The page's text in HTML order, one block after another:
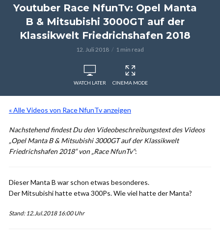
Youtuber Race NfunTv: Opel Manta
B & Mitsubishi 3000GT auf der
Klassikwelt Friedrichshafen 2018
12. Juli 2018 1 min read
WATCH LATER CINEMA MODE
« Alle Videos von Race NfunTv anzeigen
Nachstehend findest Du den Videobeschreibungstext des Videos
„Opel Manta B & Mitsubishi 3000GT auf der Klassikwelt
Friedrichshafen 2018“ von „Race NfunTv“:
Dieser Manta B war schon etwas besonderes.
Der Mitsubishi hatte etwa 300Ps. Wie viel hatte der Manta?
Stand: 12.Jul.2018 16:00 Uhr